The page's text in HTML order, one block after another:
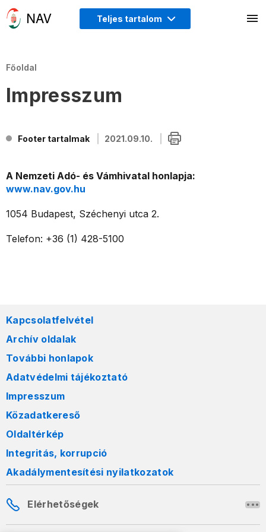
Teljes tartalom
Főoldal
Impresszum
Footer tartalmak 2021.09.10.
A Nemzeti Adó- és Vámhivatal honlapja:
www.nav.gov.hu
1054 Budapest, Széchenyi utca 2.
Telefon: +36 (1) 428-5100
Kapcsolatfelvétel
Archív oldalak
További honlapok
Adatvédelmi tájékoztató
Impresszum
Közadatkereső
Oldaltérkép
Integritás, korrupció
Akadálymentesítési nyilatkozatok
Elérhetőségek